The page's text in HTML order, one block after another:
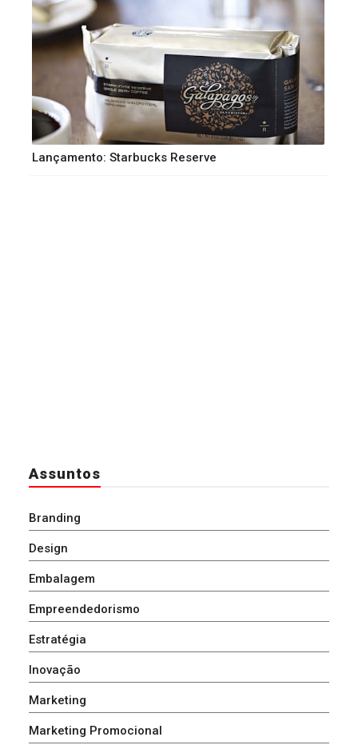
Lançamento: Starbucks Reserve
Assuntos
Branding
Design
Embalagem
Empreendedorismo
Estratégia
Inovação
Marketing
Marketing Promocional